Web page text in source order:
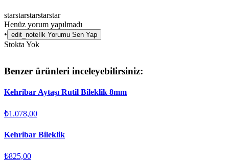
starstarstarstarstar
Henüz yorum yapılmadı
• edit_note İlk Yorumu Sen Yap
Stokta Yok
Benzer ürünleri inceleyebilirsiniz:
Kehribar Aytaşı Rutil Bileklik 8mm
₺1.078,00
Kehribar Bileklik
₺825,00